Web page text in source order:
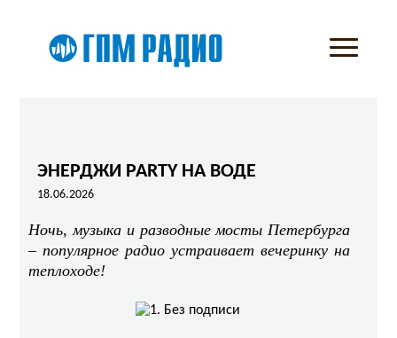
ЭНЕРДЖИ PARTY НА ВОДЕ
18.06.2026
Ночь, музыка и разводные мосты Петербурга
– популярное радио устраивает вечеринку на
теплоходе!